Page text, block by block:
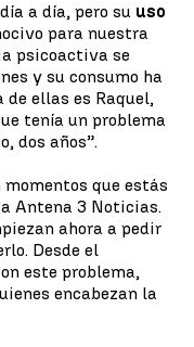
a día, pero su uso
para nuestra
psicoactiva se
y su consumo ha
ellas es Raquel,
tenía un problema
dos años”.
que estás
Antena 3 Noticias.
ahora a pedir
Desde el
este problema,
encabezan la